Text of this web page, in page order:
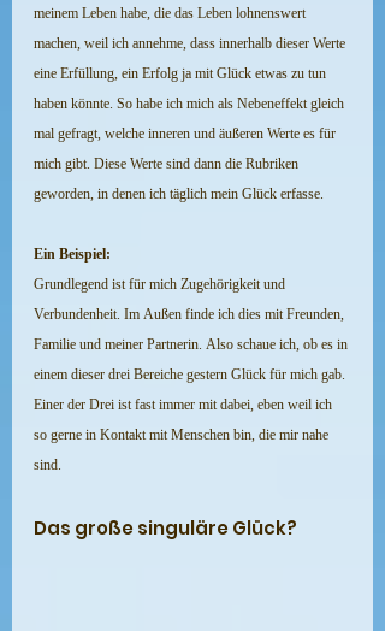
meinem Leben habe, die das Leben lohnenswert
machen, weil ich annehme, dass innerhalb dieser Werte
eine Erfüllung, ein Erfolg ja mit Glück etwas zu tun
haben könnte. So habe ich mich als Nebeneffekt gleich
mal gefragt, welche inneren und äußeren Werte es für
mich gibt. Diese Werte sind dann die Rubriken
geworden, in denen ich täglich mein Glück erfasse.
Ein Beispiel:
Grundlegend ist für mich Zugehörigkeit und
Verbundenheit. Im Außen finde ich dies mit Freunden,
Familie und meiner Partnerin. Also schaue ich, ob es in
einem dieser drei Bereiche gestern Glück für mich gab.
Einer der Drei ist fast immer mit dabei, eben weil ich
so gerne in Kontakt mit Menschen bin, die mir nahe
sind.
Das große singuläre Glück?